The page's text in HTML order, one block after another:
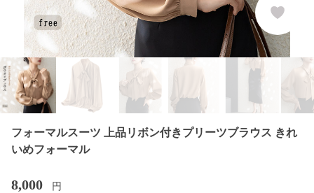
フォーマルスーツ 上品リボン付きプリーツブラウス きれ
いめフォーマル
8,000 円